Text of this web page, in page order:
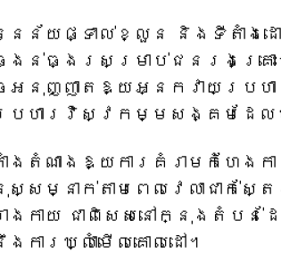
ន័យផ្ទាល់ខ្លួន និងទីតាំងដ
ន់ធ្ងរសម្រាប់ជនរងគ្រោ
អនុញ្ញាតឱ្យអ្នកវាយប្រ
ប្រហារវិស្វកម្មសង្គមដែល
ាំងតំណាងឱ្យការគំរាមកំហែង
សម្នាក់តាមពេលវេលាជាក់
រាងកាយ ជាពិសេសនៅក្នុងតំ
ការឃ្លាំមើលគោលដៅ។